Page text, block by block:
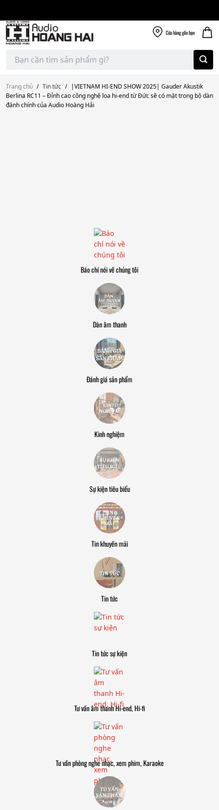
content
Cửa hànggần bạn
Tìm
kiếm:
Trang chủ / Tin tức / |VIETNAM HI-END SHOW 2025| Gauder Akustik
Berlina RC11 – Đỉnh cao công nghệ loa hi-end từ Đức sẽ có mặt trong bộ dàn
đánh chính của Audio Hoàng Hải
Báo chí nói về chúng tôi
Dàn âm thanh
Đánh giá sản phẩm
Kinh nghiệm
Sự kiện tiêu biểu
Tin khuyến mãi
Tin tức
Tin tức sự kiện
Tư vấn âm thanh Hi-end, Hi-fi
Tư vấn phòng nghe nhạc, xem phim, Karaoke